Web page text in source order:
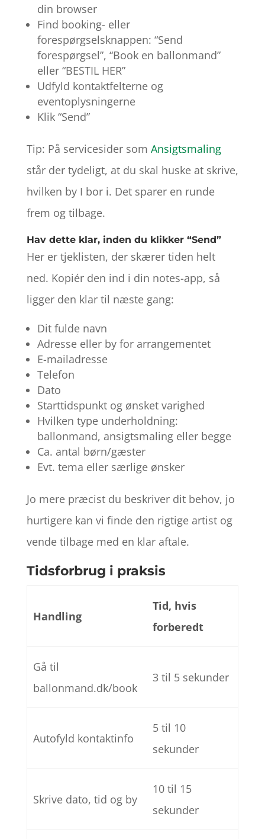
din browser
Find booking- eller
forespørgselsknappen: “Send
forespørgsel”, “Book en ballonmand”
eller “BESTIL HER”
Udfyld kontaktfelterne og
eventoplysningerne
Klik “Send”
Tip: På servicesider som Ansigtsmaling
står der tydeligt, at du skal huske at skrive,
hvilken by I bor i. Det sparer en runde
frem og tilbage.
Hav dette klar, inden du klikker “Send”
Her er tjeklisten, der skærer tiden helt
ned. Kopiér den ind i din notes-app, så
ligger den klar til næste gang:
Dit fulde navn
Adresse eller by for arrangementet
E-mailadresse
Telefon
Dato
Starttidspunkt og ønsket varighed
Hvilken type underholdning:
ballonmand, ansigtsmaling eller begge
Ca. antal børn/gæster
Evt. tema eller særlige ønsker
Jo mere præcist du beskriver dit behov, jo
hurtigere kan vi finde den rigtige artist og
vende tilbage med en klar aftale.
Tidsforbrug i praksis
Handling
Tid, hvis
forberedt
Gå til
ballonmand.dk/book
3 til 5 sekunder
Autofyld kontaktinfo
5 til 10
sekunder
Skrive dato, tid og by
10 til 15
sekunder